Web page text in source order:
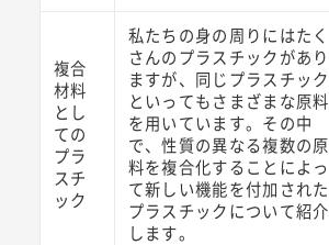
複合
材料
とし
ての
プラ
スチ
ック
私たちの身の周りにはたく
さんのプラスチックがあり
ますが、同じプラスチック
といってもさまざまな原料
を用いています。その中
で、性質の異なる複数の原
料を複合化することによっ
て新しい機能を付加された
プラスチックについて紹介
します。